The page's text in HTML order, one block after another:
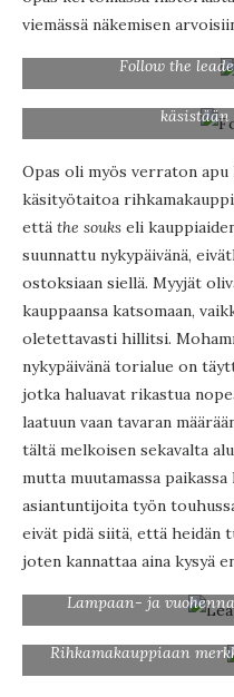
viemässä näkemisen
Follow the
Puunkäsittelijä
Opas oli myös verraton apu
käsityötaitoa
että the souks eli
suunnattu nykypäivänä,
ostoksiaan siellä. Myyjät
kauppaansa katsomaan,
oletettavasti hillitsi.
nykypäivänä torialue on
jotka haluavat rikastua
laatuun vaan tavaran
tältä melkoisen sekavalta
mutta muutamassa
asiantuntijoita työn
eivät pidä siitä, että heidän
joten kannattaa aina kysyä
Lampaan- ja
Rihkamakauppiaan